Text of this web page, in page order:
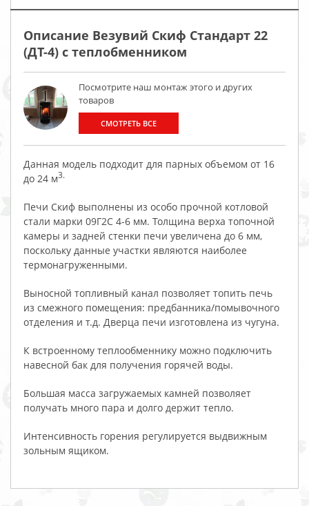
Описание Везувий Скиф Стандарт 22
(ДТ-4) с теплобменником
Посмотрите наш монтаж этого и других
товаров
СМОТРЕТЬ ВСЕ
Данная модель подходит для парных объемом от 16
до 24 м3.
Печи Скиф выполнены из особо прочной котловой
стали марки 09Г2С 4-6 мм. Толщина верха топочной
камеры и задней стенки печи увеличена до 6 мм,
поскольку данные участки являются наиболее
термонагруженными.
Выносной топливный канал позволяет топить печь
из смежного помещения: предбанника/помывочного
отделения и т.д. Дверца печи изготовлена из чугуна.
К встроенному теплообменнику можно подключить
навесной бак для получения горячей воды.
Большая масса загружаемых камней позволяет
получать много пара и долго держит тепло.
Интенсивность горения регулируется выдвижным
зольным ящиком.